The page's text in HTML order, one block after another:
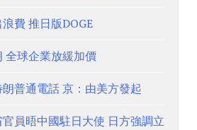
費 推日版DOGE
全球企業放緩加價
普通電話 京：由美方發起
員晤中國駐日大使 日方強調立